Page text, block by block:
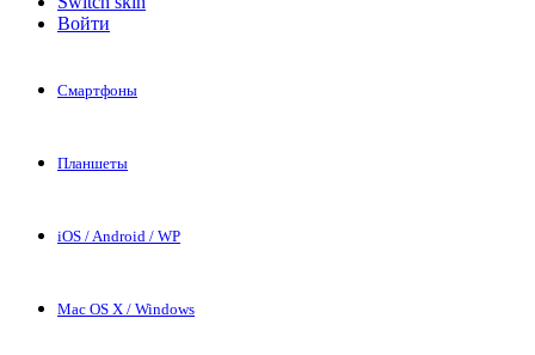
Войти
Смартфоны
Планшеты
iOS / Android / WP
Mac OS X / Windows